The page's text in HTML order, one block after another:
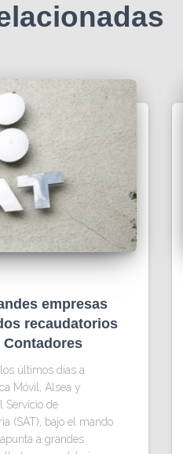
empresas
recaudatorios
últimos días a
Móvil, Alsea y
Servicio de
(SAT), bajo el mando
a grandes